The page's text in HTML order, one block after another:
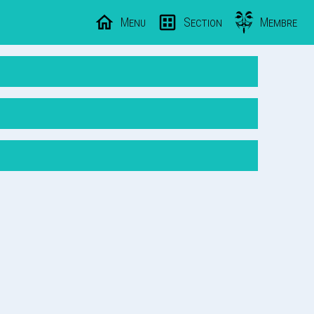
Menu Section Membre